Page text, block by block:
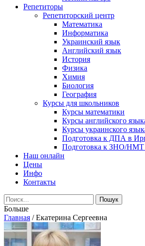
Репетиторы
Репетиторский центр
Математика
Информатика
Украинский язык
Английский язык
История
Физика
Химия
Биология
География
Курсы для школьников
Курсы математики
Курсы английского
Курсы украинского
Подготовка к ДПА в
Подготовка к ЗНО/НМТ
Наш онлайн
Цены
Инфо
Контакты
Больше
Главная /Екатерина Сергеевна